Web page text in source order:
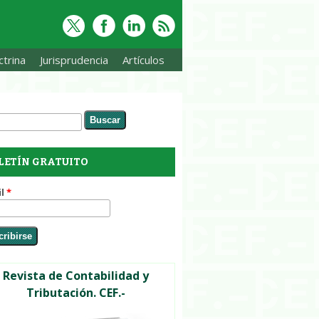
Jurisprudencia Artículos
de búsqueda
GRATUITO
*
Revista de Contabilidad y
Tributación. CEF.-